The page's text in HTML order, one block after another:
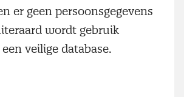
er geen persoonsgegevens
wordt gebruik
veilige database.